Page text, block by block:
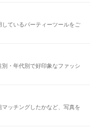
ているパーティーツールをご
・年代別で好印象なファッシ
ッチングしたかなど、写真を